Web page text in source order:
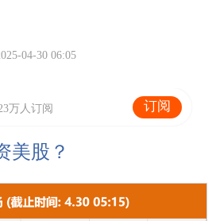
04-30 06:05
万人订阅 订阅
美股？